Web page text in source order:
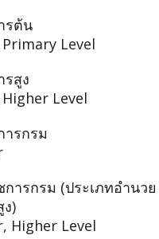
รต้น
Level
รสูง
Level
ารกรม
ารกรม (ประเภทอำนวย
)
Higher Level